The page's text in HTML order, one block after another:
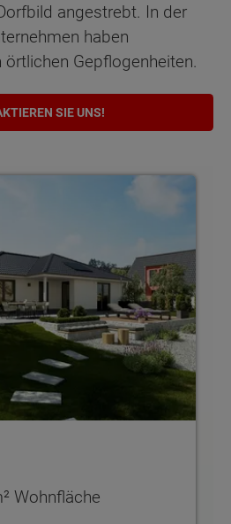
angestrebt. In der
haben
Gepflogenheiten.
SIE UNS!
Wohnfläche